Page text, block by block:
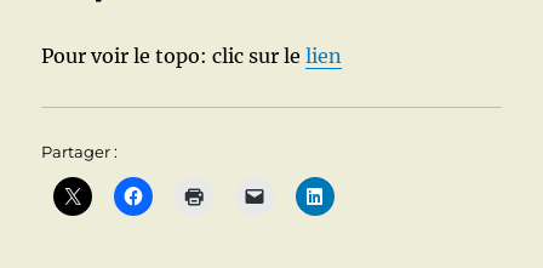
Pour voir le topo: clic sur lelien
Partager :